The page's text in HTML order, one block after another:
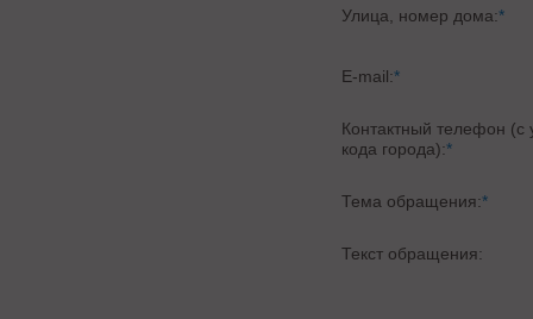
Улица, номер дома:*
E-mail:*
Контактный телефон (с
кода города):*
Тема обращения:*
Текст обращения: